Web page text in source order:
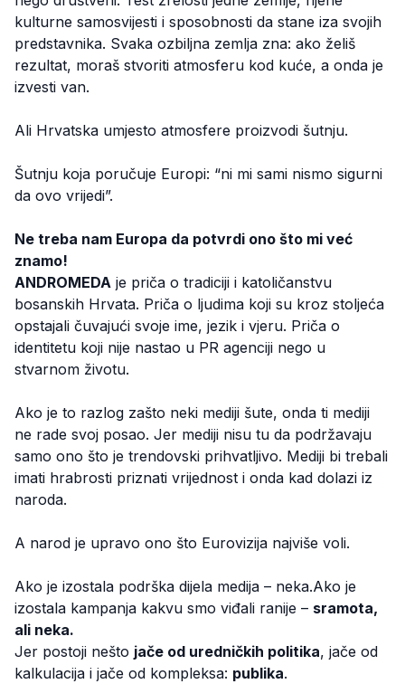
kulturne samosvijesti i sposobnosti da stane iza svojih
predstavnika. Svaka ozbiljna zemlja zna: ako želiš
rezultat, moraš stvoriti atmosferu kod kuće, a onda je
izvesti van.
Ali Hrvatska umjesto atmosfere proizvodi šutnju.
Šutnju koja poručuje Europi: “ni mi sami nismo sigurni
da ovo vrijedi”.
Ne treba nam Europa da potvrdi ono što mi već
znamo!
ANDROMEDA je priča o tradiciji i katoličanstvu
bosanskih Hrvata. Priča o ljudima koji su kroz stoljeća
opstajali čuvajući svoje ime, jezik i vjeru. Priča o
identitetu koji nije nastao u PR agenciji nego u
stvarnom životu.
Ako je to razlog zašto neki mediji šute, onda ti mediji
ne rade svoj posao. Jer mediji nisu tu da podržavaju
samo ono što je trendovski prihvatljivo. Mediji bi trebali
imati hrabrosti priznati vrijednost i onda kad dolazi iz
naroda.
A narod je upravo ono što Eurovizija najviše voli.
Ako je izostala podrška dijela medija – neka.Ako je
izostala kampanja kakvu smo viđali ranije – sramota,
ali neka.
Jer postoji nešto jače od uredničkih politika, jače od
kalkulacija i jače od kompleksa: publika.